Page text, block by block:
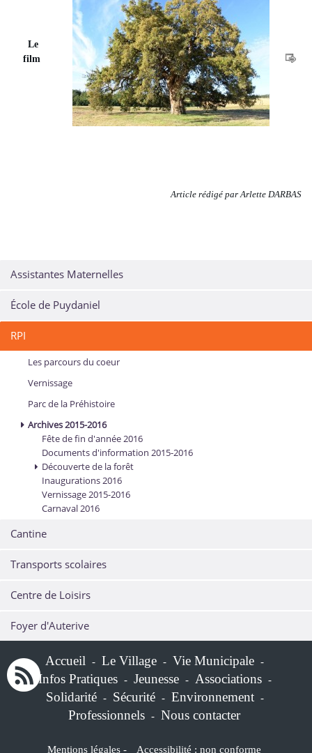
Le
film
Article rédigé par Arlette DARBAS
Assistantes Maternelles
École de Puydaniel
RPI
Les parcours du coeur
Vernissage
Parc de la Préhistoire
Archives 2015-2016
Fête de fin d'année 2016
Documents d'information 2015-2016
Découverte de la forêt
Inaugurations 2016
Vernissage 2015-2016
Carnaval 2016
Cantine
Transports scolaires
Centre de Loisirs
Foyer d'Auterive
Accueil - Le Village - Vie Municipale -
Infos Pratiques - Jeunesse - Associations -
Solidarité - Sécurité - Environnement -
Professionnels - Nous contacter
Mentions légales - Accessibilité : non conforme